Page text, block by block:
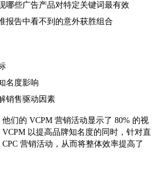
哪些广告产品对特定关键词最有效
报告中看不到的意外获胜组合
名度影响
销售驱动因素
们的 VCPM 营销活动显示了 80% 的视
以提高品牌知名度的同时，针对直
营销活动，从而将整体效率提高了